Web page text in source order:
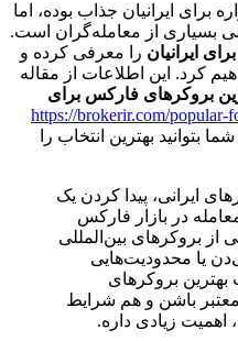
برای ایرانیان جذاب بوده، اما
بسیاری از معامله‌گران است.
را معرفی کرده و
کرد. این اطلاعات از مقاله
بروکرهای فارکس برای
https://brokerir.com/popular-
بتوانید بهترین انتخاب را
ایرانی، پیدا کردن یک
در بازار فارکس
بروکرهای بین‌المللی
یا محدودیت‌هایی
بروکرهای
باشن و هم شرایط
اهمیت زیادی داره.